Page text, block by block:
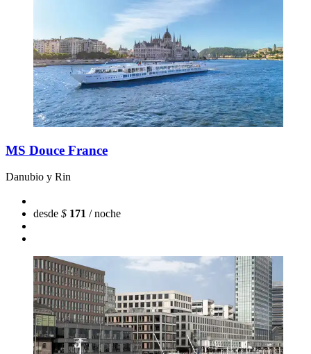
MS Douce France
Danubio y Rin
desde $ 171 / noche